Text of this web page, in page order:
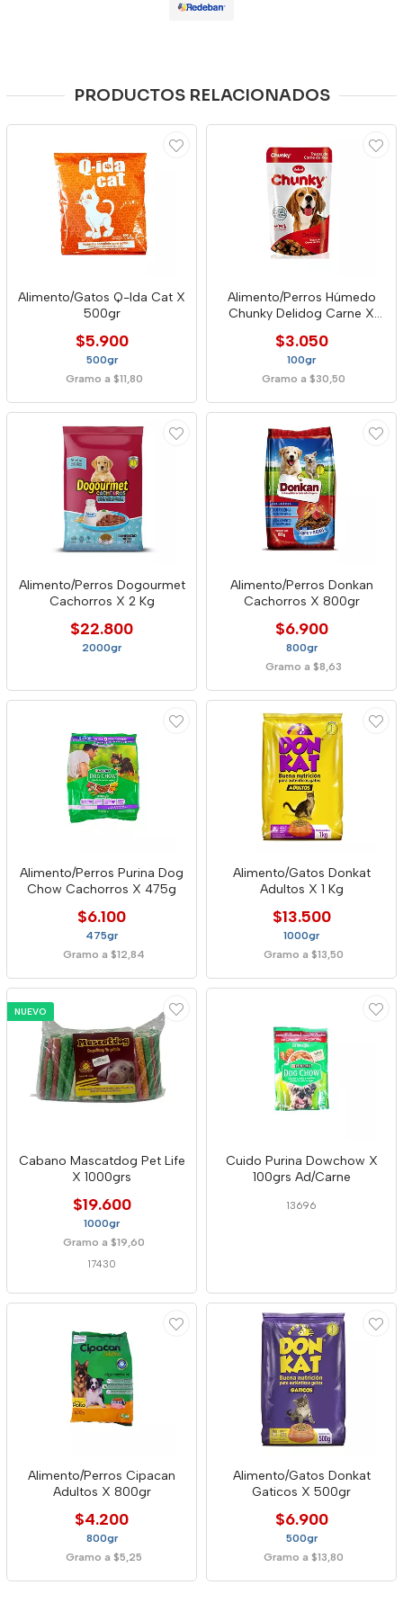
PRODUCTOS RELACIONADOS
Alimento/Gatos Q-Ida Cat X
500gr
$5.900
500gr
Gramo a $11,80
Alimento/Perros Húmedo
Chunky Delidog Carne X
$3.050
100gr
Gramo a $30,50
Alimento/Perros Dogourmet
Cachorros X 2 Kg
$22.800
2000gr
Alimento/Perros Donkan
Cachorros X 800gr
$6.900
800gr
Gramo a $8,63
Alimento/Perros Purina Dog
Chow Cachorros X 475g
$6.100
475gr
Gramo a $12,84
Alimento/Gatos Donkat
Adultos X 1 Kg
$13.500
1000gr
Gramo a $13,50
NUEVO
Cabano Mascatdog Pet Life
X 1000grs
$19.600
1000gr
Gramo a $19,60
17430
Cuido Purina Dowchow X
100grs Ad/Carne
13696
Alimento/Perros Cipacan
Adultos X 800gr
$4.200
800gr
Gramo a $5,25
Alimento/Gatos Donkat
Gaticos X 500gr
$6.900
500gr
Gramo a $13,80